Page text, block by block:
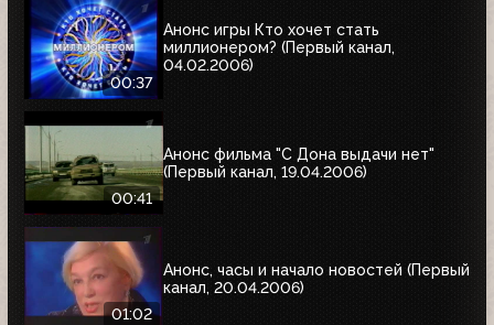
00:37
Анонс игры Кто хочет стать
миллионером? (Первый канал,
04.02.2006)
00:41
Анонс фильма "С Дона выдачи нет"
(Первый канал, 19.04.2006)
01:02
Анонс, часы и начало новостей (Первый
канал, 20.04.2006)